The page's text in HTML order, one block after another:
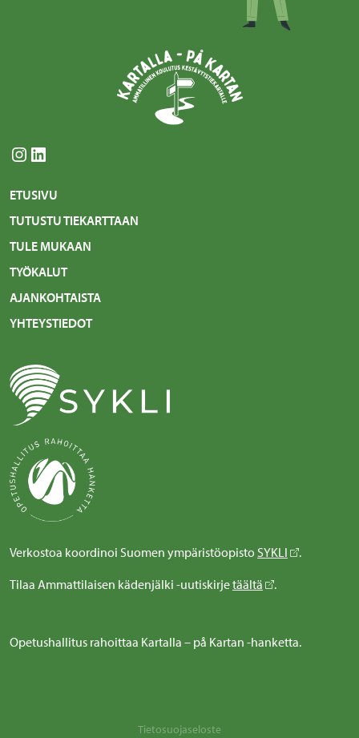
Instagram LinkedIn
ETUSIVU
TUTUSTU TIEKARTTAAN
TULE MUKAAN
TYÖKALUT
AJANKOHTAISTA
YHTEYSTIEDOT
Verkostoa koordinoi Suomen ympäristöopisto SYKLI
.
Tilaa Ammattilaisen kädenjälki -uutiskirjetäältä .
Opetushallitus rahoittaa Kartalla – på Kartan -hanketta.
Tietosuojaseloste